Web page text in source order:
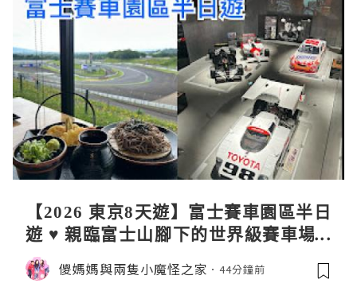
【2026 東京8天遊】富士賽車園區半日
遊 ♥ 親臨富士山腳下的世界級賽車場 F
uji SpeedWay。參觀富士賽車博物
館。到觀景餐廳邊觀賞賽車邊嘆午餐
儍媽媽與兩隻小魔怪之家 44分鐘前